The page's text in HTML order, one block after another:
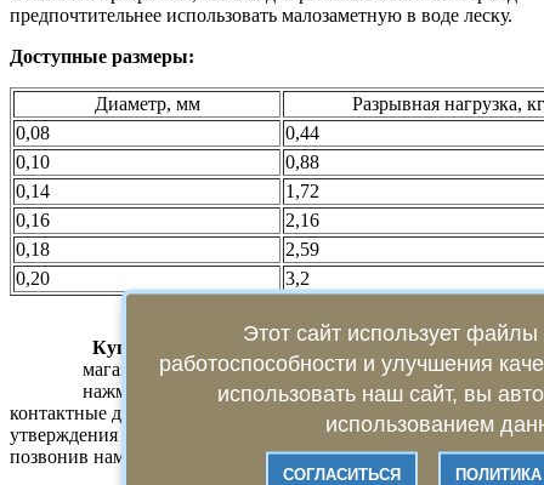
предпочтительнее использовать малозаметную в воде леску.
Доступные размеры:
Диаметр, мм
Разрывная нагрузка, кг
0,08
0,44
0,10
0,88
0,14
1,72
0,16
2,16
0,18
2,59
0,20
3,2
Купить Леска Namazu Ice Generation 30м
в нашем
магазине можно всего в несколько кликов. Для этого
нажмите кнопку «КУПИТЬ» и оставьте свои
контактные данные, чтобы оператор связался с Вами для
утверждения заказа. Кроме того, заказ можно оформить,
позвонив нам по телефону +375 29 349 92 64.
Этот сайт использует
работоспособности и улучшения
использовать наш сайт, вы
использованием
СОГЛАСИТЬСЯ